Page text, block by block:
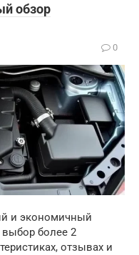
обзор
0
и экономичный
выбор более 2
отзывах и